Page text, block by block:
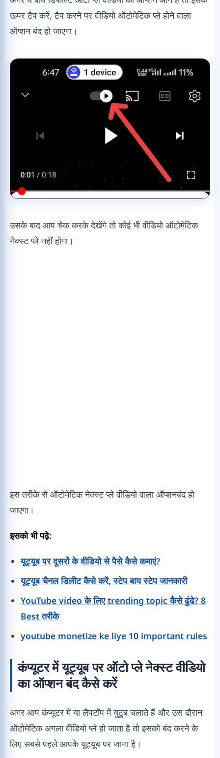
ऊपर टैप करें, टैप करने पर वीडियो ऑटोमेटिक प्ले होने वाला
ऑप्शन बंद हो जाएगा।
उसके बाद आप चेक करके देखेंगे तो कोई भी वीडियो ऑटोमेटिक
नेक्स्ट प्ले नहीं होगा।
इस तरीके से ऑटोमेटिक नेक्स्ट प्ले वीडियो वाला ऑप्शनबंद हो
जाएगा।
इसको भी पढ़े:
यूट्यूब पर दूसरों के वीडियो से पैसे कैसे कमाएं?
यूट्यूब चैनल डिलीट कैसे करें, स्टेप बाय स्टेप जानकारी
YouTube video के लिए trending topic कैसे ढूंढे? 8
Best तरीके
youtube monetize ke liye 10 important rules
कंप्यूटर में यूट्यूब पर ऑटो प्ले नेक्स्ट वीडियो
का ऑप्शन बंद कैसे करें
अगर आप कंप्यूटर में या लैपटॉप में युटुब चलाते हैं और उस दौरान
ऑटोमेटिक अगला वीडियो प्ले हो जाता है तो इसको बंद करने के
लिए सबसे पहले आपके यूट्यूब पर जाना है।